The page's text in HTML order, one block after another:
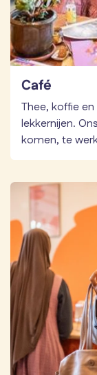
Café
Thee, koffie
lekkernijen.
komen, te